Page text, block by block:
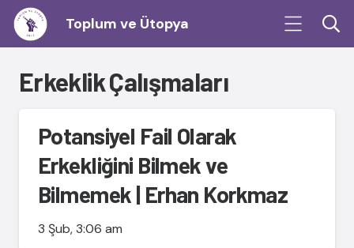
Toplum ve Ütopya
Erkeklik Çalışmaları
Potansiyel Fail Olarak
Erkekliğini Bilmek ve
Bilmemek | Erhan Korkmaz
3 Şub, 3:06 am